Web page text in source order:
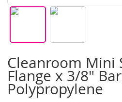
Anfang
der
Bildgalerie
springen
Cleanroom Mini
Flange x 3/8"
Polypropylene